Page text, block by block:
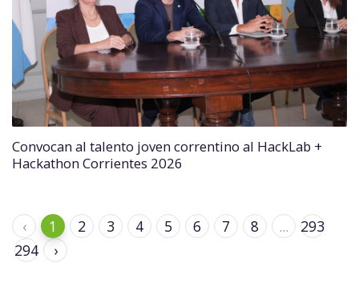
Convocan al talento joven correntino al HackLab +
Hackathon Corrientes 2026
‹ 1 2 3 4 5 6 7 8 ...
293
294
›